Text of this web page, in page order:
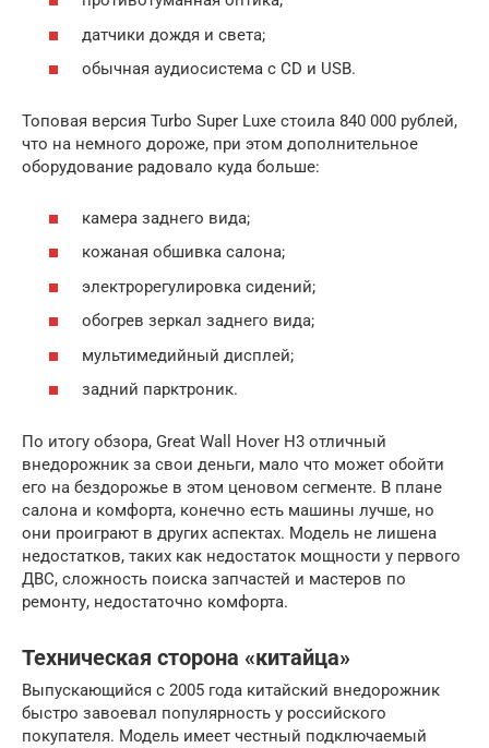
датчики дождя и света;
обычная аудиосистема с CD и USB.
Топовая версия Turbo Super Luxe стоила 840 000 рублей,
что на немного дороже, при этом дополнительное
оборудование радовало куда больше:
камера заднего вида;
кожаная обшивка салона;
электрорегулировка сидений;
обогрев зеркал заднего вида;
мультимедийный дисплей;
задний парктроник.
По итогу обзора, Great Wall Hover H3 отличный
внедорожник за свои деньги, мало что может обойти
его на бездорожье в этом ценовом сегменте. В плане
салона и комфорта, конечно есть машины лучше, но
они проиграют в других аспектах. Модель не лишена
недостатков, таких как недостаток мощности у первого
ДВС, сложность поиска запчастей и мастеров по
ремонту, недостаточно комфорта.
Техническая сторона «китайца»
Выпускающийся с 2005 года китайский внедорожник
быстро завоевал популярность у российского
покупателя. Модель имеет честный подключаемый